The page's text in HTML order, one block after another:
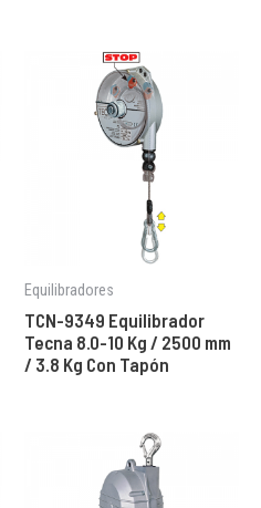
Equilibradores
TCN-9349 Equilibrador
Tecna 8.0-10 Kg / 2500 mm
/ 3.8 Kg Con Tapón